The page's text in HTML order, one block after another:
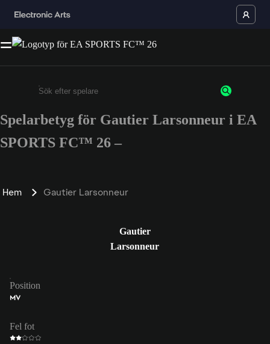
Ange minst 3 tecken eller siffror
Spelarbetyg för Gautier Larsonneur i EA
SPORTS FC™ 26 –
Hem Gautier Larsonneur
Gautier
Larsonneur
Position
MV
Fel fot